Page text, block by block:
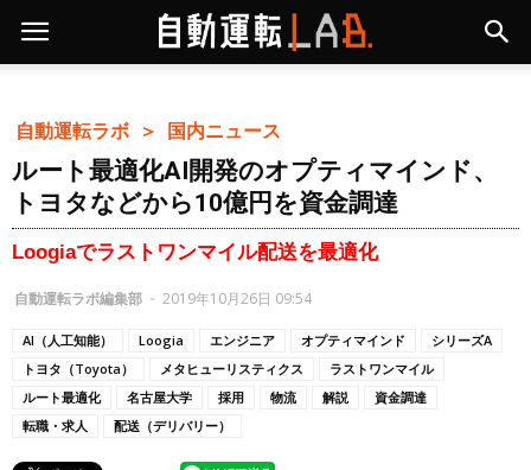
自動運転ラボ ＞ 国内ニュース
ルート最適化AI開発のオプティマインド、
トヨタなどから10億円を資金調達
Loogiaでラストワンマイル配送を最適化
自動運転ラボ編集部 - 2019年10月26日 09:54
AI（人工知能） Loogia エンジニア オプティマインド
シリーズA
トヨタ（Toyota）
メタヒューリスティクス
ラストワンマイル
ルート最適化
名古屋大学 採用 物流 解説
資金調達
転職・求人
配送（デリバリー）